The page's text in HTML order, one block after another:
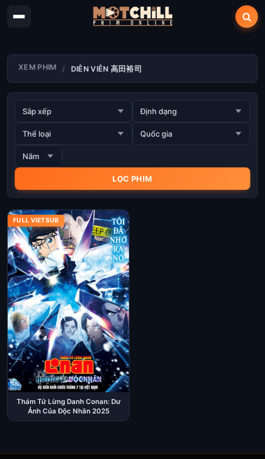
XEM PHIM DIỄN VIÊN 高田裕司
FULL VIETSUB
Thám Tử Lừng Danh Conan: Dư
Ảnh Của Độc Nhãn 2025